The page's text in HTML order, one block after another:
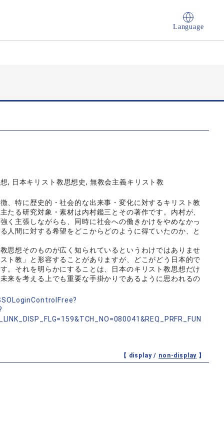
Language
, 日本キリスト教思想史, 無教会主義キリスト教
、特に歴史的・社会的な出来事・変化に対するキリスト教
たる研究対象・素材は内村鑑三とその著作です。内村が、
く主張しながらも、同時に社会への働きかけをやめなかっ
人間に対する希望をどこからどのように得ていたのか、と
思想そのものが広く知られているというわけではありませ
ト教」と形容することがありますが、どこがどう日本的で
。それを明らかにすることは、日本のキリスト教思想だけ
来を考える上でも重要な手掛かりであるように思われるの
【 display / non-display 】